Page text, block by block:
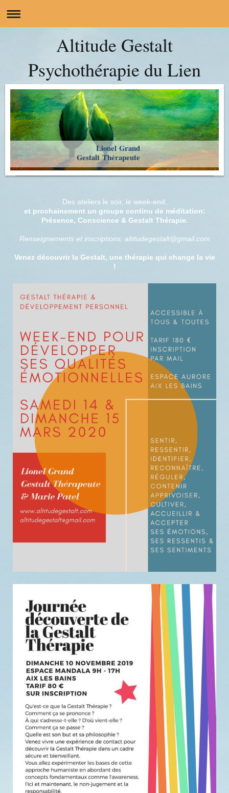
Altitude Gestalt
Psychothérapie du Lien
Lionel Grand
Gestalt Thérapeute
Des ateliers le soir, le week-end,
et prochainement un groupe continu de méditation:
Présence, Conscience & Gestalt Thérapie.
Renseignements et inscriptions: altitudegestalt@gmail.com
Venez découvrir la Gestalt, une thérapie qui change la vie
!